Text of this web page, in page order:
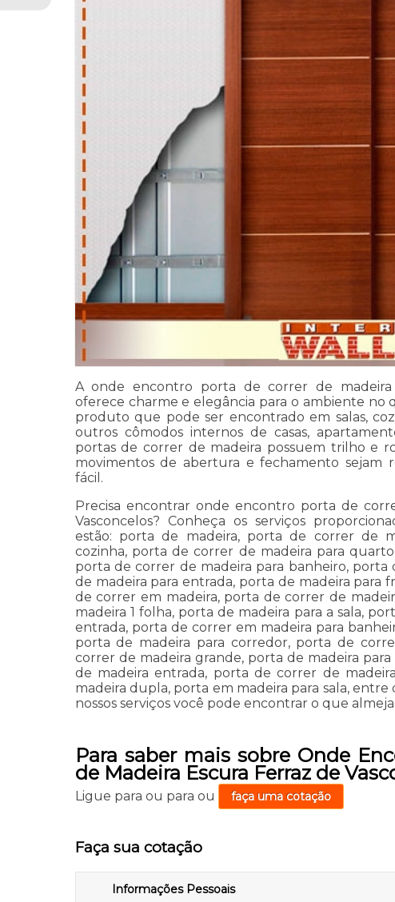
A onde encontro porta de correr de madeira
oferece charme e elegância para o ambiente no
produto que pode ser encontrado em salas,
outros cômodos internos de casas,
portas de correr de madeira possuem trilho e
movimentos de abertura e fechamento sejam
fácil.
Precisa encontrar onde encontro porta de
Vasconcelos? Conheça os serviços
estão: porta de madeira, porta de correr de
cozinha, porta de correr de madeira para
porta de correr de madeira para banheiro, porta
de madeira para entrada, porta de madeira para
de correr em madeira, porta de correr de
madeira 1 folha, porta de madeira para a sala,
entrada, porta de correr em madeira para
porta de madeira para corredor, porta de
correr de madeira grande, porta de madeira
de madeira entrada, porta de correr de
madeira dupla, porta em madeira para sala, entre
nossos serviços você pode encontrar o que
Para saber mais sobre Onde
de Madeira Escura Ferraz de
Ligue para ou para ou faça uma cotação
Faça sua cotação
Informações Pessoais